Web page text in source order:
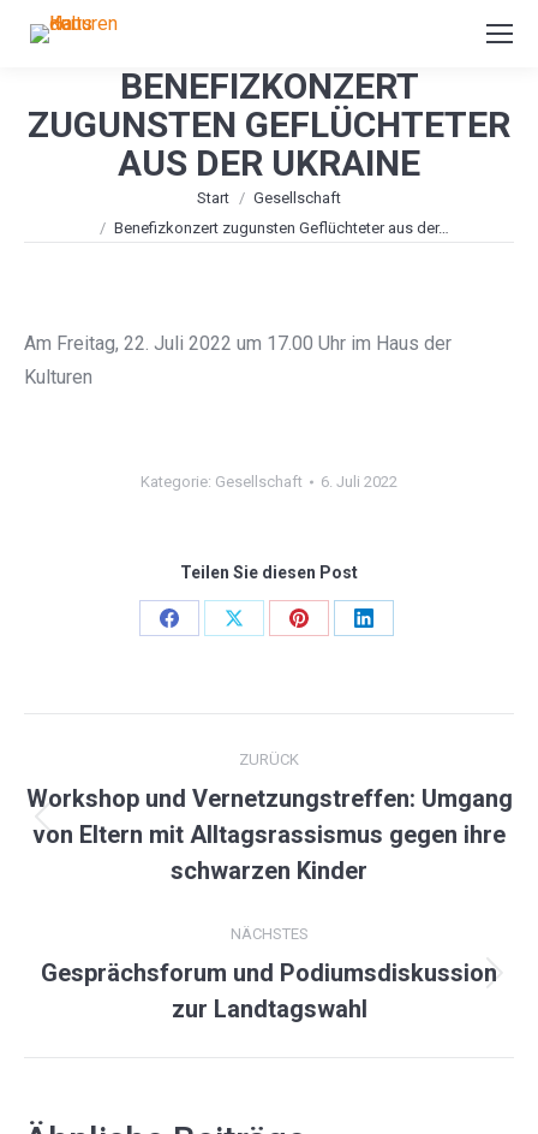
BENEFIZKONZERT
ZUGUNSTEN GEFLÜCHTETER
AUS DER UKRAINE
Sie befinden sich hier:Start
Gesellschaft
Benefizkonzert zugunsten Geflüchteter aus der…
Am Freitag, 22. Juli 2022 um 17.00 Uhr im Haus der
Kulturen
Kategorie: Gesellschaft 6. Juli 2022
Teilen Sie diesen Post
Share
Share
Share
Share
ZURÜCK
Vorheriger
Beitrag:
Workshop und Vernetzungstreffen: Umgang
von Eltern mit Alltagsrassismus gegen ihre
schwarzen Kinder
NÄCHSTES
Nächster
Beitrag:
Gesprächsforum und Podiumsdiskussion
zur Landtagswahl